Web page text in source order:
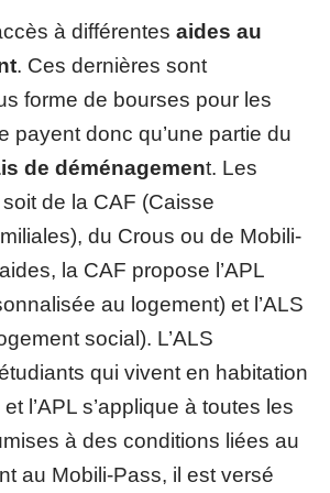
à différentes aides au
. Ces dernières sont
forme de bourses pour les
payent donc qu’une partie du
de déménagement. Les
de la CAF (Caisse
du Crous ou de Mobili-
la CAF propose l’APL
au logement) et l’ALS
social). L’ALS
qui vivent en habitation
l’APL s’applique à toutes les
à des conditions liées au
au Mobili-Pass, il est versé